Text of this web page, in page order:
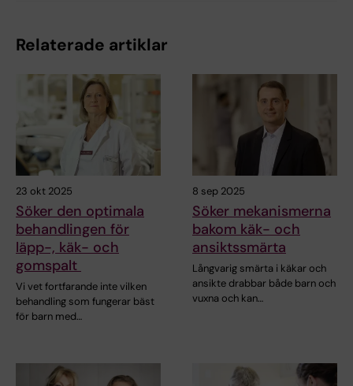
Relaterade artiklar
23 okt 2025
Söker den optimala
behandlingen för
läpp-, käk- och
gomspalt
Vi vet fortfarande inte vilken
behandling som fungerar bäst
för barn med…
8 sep 2025
Söker mekanismerna
bakom käk- och
ansiktssmärta
Långvarig smärta i käkar och
ansikte drabbar både barn och
vuxna och kan…